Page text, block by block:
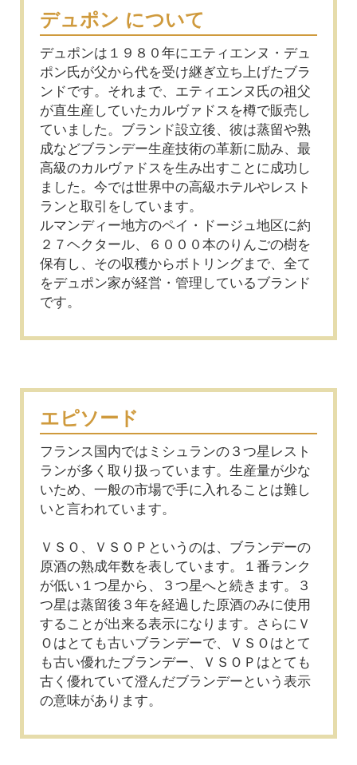
デュポン について
デュポンは１９８０年にエティエンヌ・デュ
ポン氏が父から代を受け継ぎ立ち上げたブラ
ンドです。それまで、エティエンヌ氏の祖父
が直生産していたカルヴァドスを樽で販売し
ていました。ブランド設立後、彼は蒸留や熟
成などブランデー生産技術の革新に励み、最
高級のカルヴァドスを生み出すことに成功し
ました。今では世界中の高級ホテルやレスト
ランと取引をしています。
ルマンディー地方のペイ・ドージュ地区に約
２７ヘクタール、６０００本のりんごの樹を
保有し、その収穫からボトリングまで、全て
をデュポン家が経営・管理しているブランド
です。
エピソード
フランス国内ではミシュランの３つ星レスト
ランが多く取り扱っています。生産量が少な
いため、一般の市場で手に入れることは難し
いと言われています。
ＶＳＯ、ＶＳＯＰというのは、ブランデーの
原酒の熟成年数を表しています。１番ランク
が低い１つ星から、３つ星へと続きます。３
つ星は蒸留後３年を経過した原酒のみに使用
することが出来る表示になります。さらにＶ
Ｏはとても古いブランデーで、ＶＳＯはとて
も古い優れたブランデー、ＶＳＯＰはとても
古く優れていて澄んだブランデーという表示
の意味があります。